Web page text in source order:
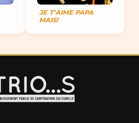
JE T’AIME PAPA
MAIS!